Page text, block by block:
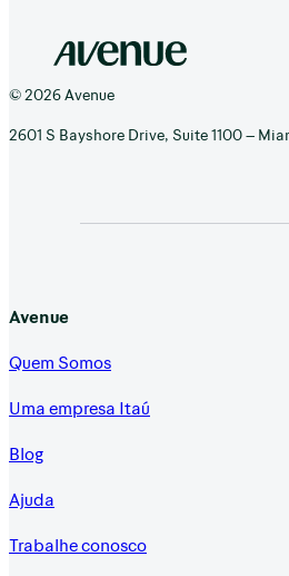
© 2026 Avenue
2601 S Bayshore Drive, Suite 1100 –
Avenue
Quem Somos
Uma empresa Itaú
Blog
Ajuda
Trabalhe conosco